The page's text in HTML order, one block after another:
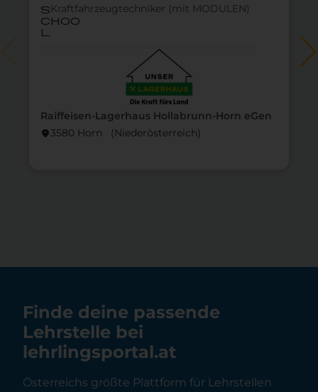
Raiffeisen-Lagerhaus Hollabrunn-Horn eGen
location_on3580 Horn (Nieder­österreich)
s
choo
l
Kraftfahrzeugtechniker (mit MODULEN)
Finde deine passende
Lehrstelle bei
lehrlingsportal.at
Österreichs größte Plattform für Lehrstellen